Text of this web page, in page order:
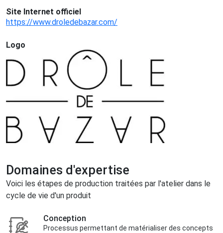
Site Internet officiel
https://www.droledebazar.com/
Logo
Domaines d'expertise
Voici les étapes de production traitées par l'atelier dans le
cycle de vie d'un produit
Conception
Processus permettant de matérialiser des concepts